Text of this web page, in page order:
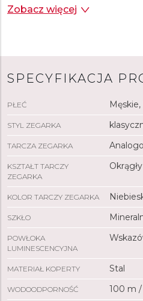
luminescencyjną
±20 sekund na miesiąc.
Zobacz więcej
SPECYFIKACJA
PŁEĆ
STYL ZEGARKA
TARCZA ZEGARKA
KSZTAŁT TARCZY
ZEGARKA
Okrągły
KOLOR TARCZY ZEGARKA
SZKŁO
POWŁOKA
LUMINESCENCYJNA
MATERIAŁ KOPERTY Stal
WODOODPORNOŚĆ 100 m /